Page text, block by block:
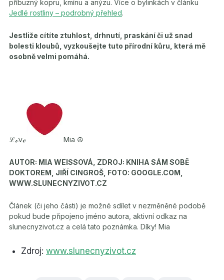
příbuzný kopru, kmínu a anýzu. Více o bylinkách v článku
Jedlé rostliny – podrobný přehled.
Jestliže cítíte ztuhlost, drhnutí, praskání či už snad
bolesti kloubů, vyzkoušejte tuto přírodní kůru, která mě
osobně velmi pomáhá.
ℒℴνℯ Mia ☮
AUTOR: MIA WEISSOVÁ, ZDROJ: KNIHA SÁM SOBĚ
DOKTOREM, JIŘÍ CINGROŠ, FOTO: GOOGLE.COM,
WWW.SLUNECNYZIVOT.CZ
Článek (či jeho části) je možné sdílet v nezměněné podobě
pokud bude připojeno jméno autora, aktivní odkaz na
slunecnyzivot.cz a celá tato poznámka. Díky! Mia
Zdroj: www.slunecnyzivot.cz